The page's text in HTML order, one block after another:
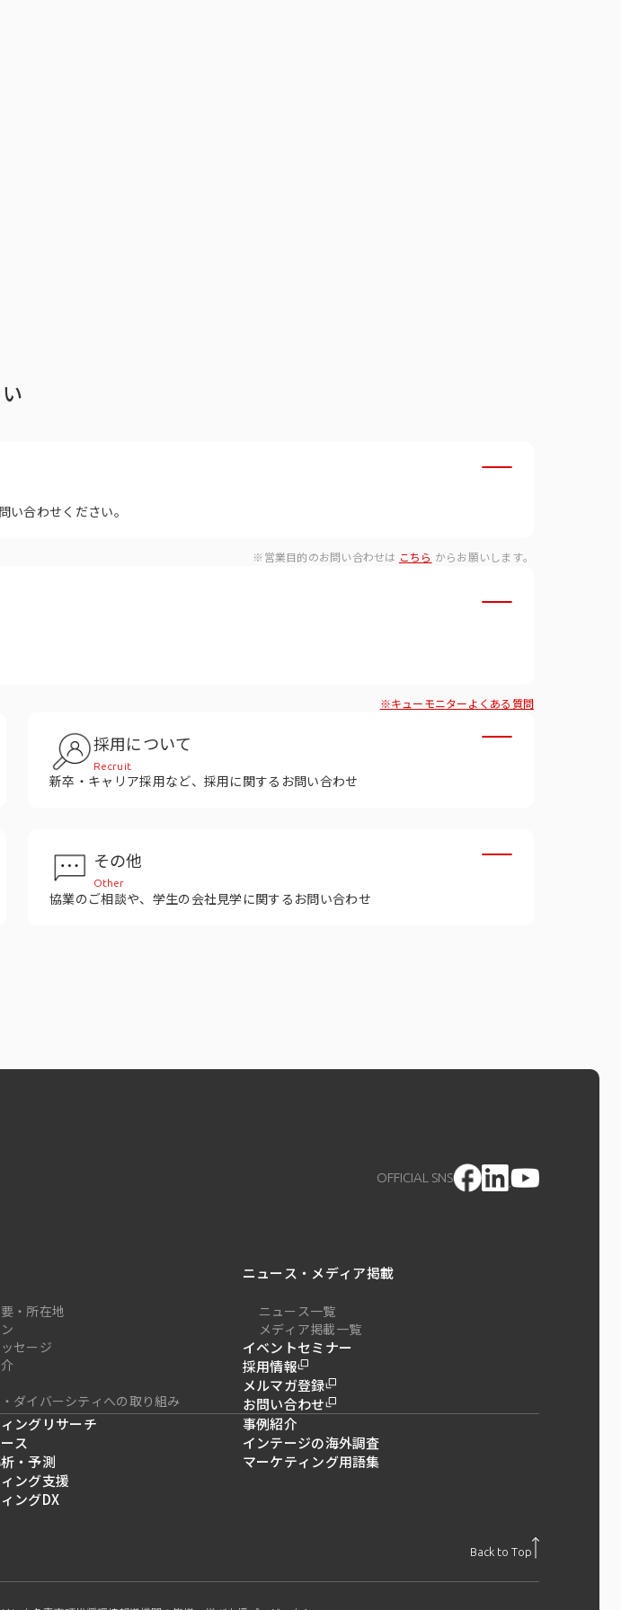
合わせください。
※営業目的のお問い合わせは こちら からお願いします。
※キューモニターよくある質問
採用について
Recruit
新卒・キャリア採用など、採用に関するお問い合わせ
その他
Other
協業のご相談や、学生の会社見学に関するお問い合わせ
OFFICIAL SNS
・所在地
セージ
ダイバーシティへの取り組み
ニュース・メディア掲載
ニュース一覧
メディア掲載一覧
イベントセミナー
採用情報
メルマガ登録
お問い合わせ
ングリサーチ
ス
・予測
ング支援
ングDX
事例紹介
インテージの海外調査
マーケティング用語集
Back to Top